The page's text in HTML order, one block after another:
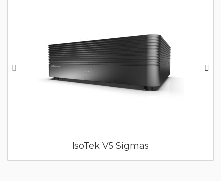
IsoTek V5 Sigmas